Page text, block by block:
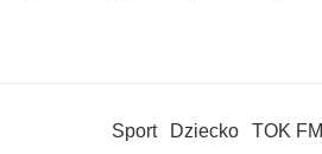
Sport Dziecko TOK FM